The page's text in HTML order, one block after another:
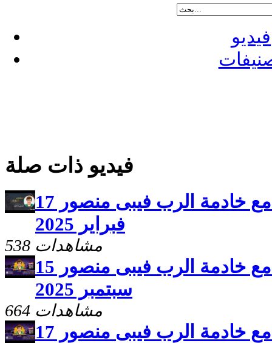
فيديو
فيديو ذات صلة
برنامج سلامى اعطيكم مع خادمة الرب فيبى منصور 17
فبراير 2025
538 مشاهدات
برنامج سلامى اعطيكم مع خادمة الرب فيبى منصور 15
سبتمبر 2025
664 مشاهدات
برنامج سلامى اعطيكم مع خادمة الرب فيبى منصور 17